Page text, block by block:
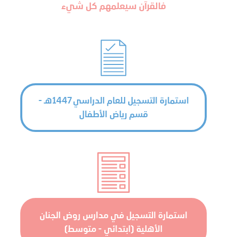
فالقرآن سيعلمهم كل شيء
استمارة التسجيل للعام الدراسي 1447هـ -
قسم رياض الأطفال
استمارة التسجيل في مدارس روض الجنان
الأهلية (ابتدائي - متوسط)